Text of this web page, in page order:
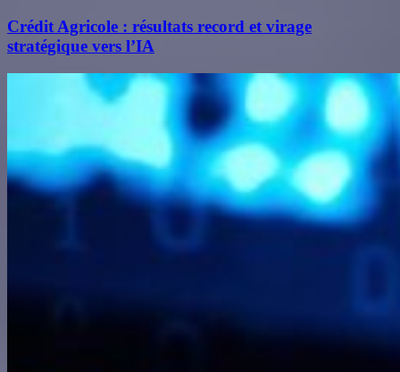
Crédit Agricole : résultats record et virage
stratégique vers l’IA